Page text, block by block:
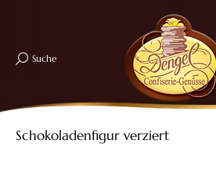
Search:
Suche
Schokoladenfigur verziert